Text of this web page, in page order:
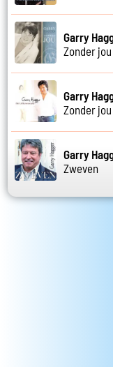
Garry
Zonder jou
Garry
Zonder
Garry
Zweven